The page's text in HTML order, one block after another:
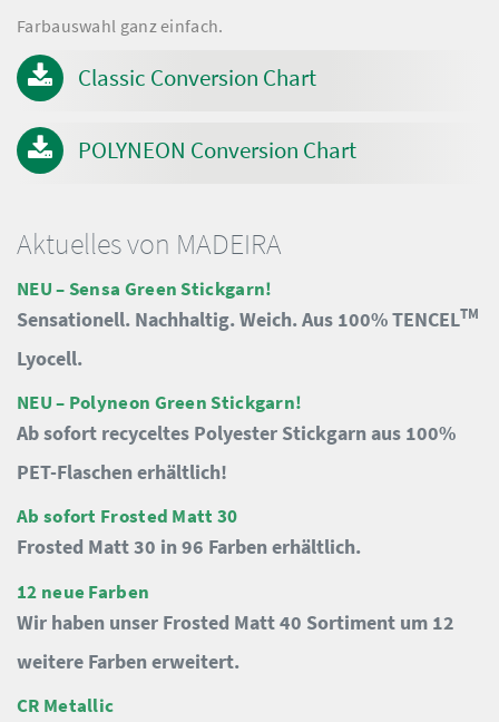
Farbauswahl ganz einfach.
Classic Conversion Chart
POLYNEON Conversion Chart
Aktuelles von MADEIRA
NEU – Sensa Green Stickgarn!
Sensationell. Nachhaltig. Weich. Aus 100% TENCELTM
Lyocell.
NEU – Polyneon Green Stickgarn!
Ab sofort recyceltes Polyester Stickgarn aus 100%
PET-Flaschen erhältlich!
Ab sofort Frosted Matt 30
Frosted Matt 30 in 96 Farben erhältlich.
12 neue Farben
Wir haben unser Frosted Matt 40 Sortiment um 12
weitere Farben erweitert.
CR Metallic